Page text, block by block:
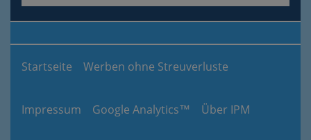
Startseite Werben ohne Streuverluste
Impressum Google Analytics™ Über IPM